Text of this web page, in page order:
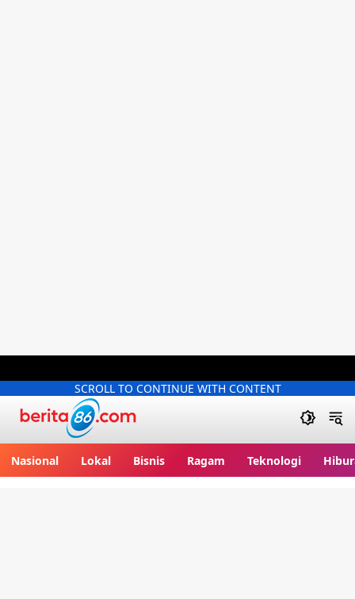
SCROLL TO CONTINUE WITH CONTENT
Nasional Lokal Bisnis Ragam Teknologi